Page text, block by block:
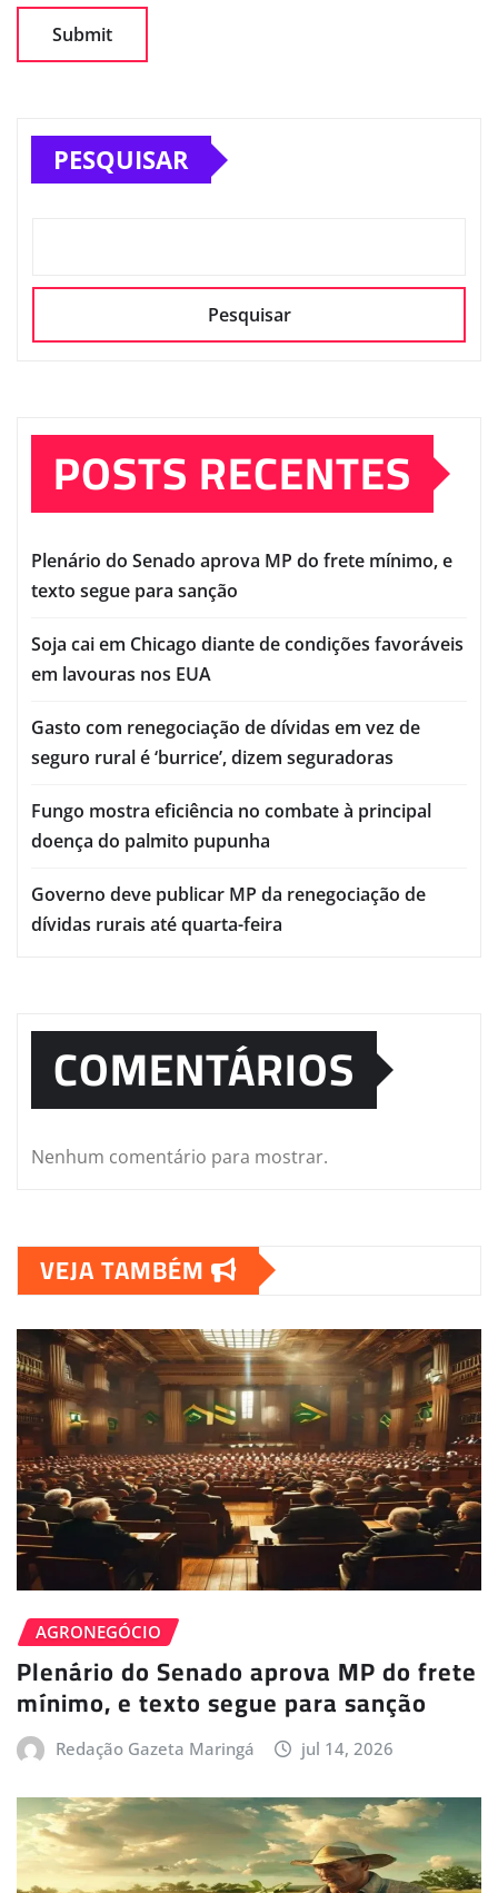
PESQUISAR
Pesquisar
POSTS RECENTES
Plenário do Senado aprova MP do frete mínimo, e
texto segue para sanção
Soja cai em Chicago diante de condições favoráveis
em lavouras nos EUA
Gasto com renegociação de dívidas em vez de
seguro rural é ‘burrice’, dizem seguradoras
Fungo mostra eficiência no combate à principal
doença do palmito pupunha
Governo deve publicar MP da renegociação de
dívidas rurais até quarta-feira
COMENTÁRIOS
Nenhum comentário para mostrar.
VEJA TAMBÉM
AGRONEGÓCIO
Plenário do Senado aprova MP do frete
mínimo, e texto segue para sanção
Redação Gazeta Maringá jul 14, 2026